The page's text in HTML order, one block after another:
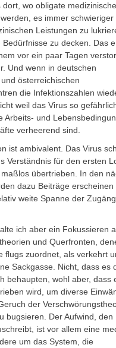
dort, wo obligate
es immer schwieriger
Leistungen zu
zu decken. Das
vor ein paar Tagen
Und wenn in deutschen
österreichischen
die Infektionszahlen
weil das Virus so
Arbeits- und
verheerend sind.
ist ambivalent. Das Virus
Verständnis für den ersten
übertrieben. In den
dazu Beiträge erscheinen
weite Spanne der
ich aber ein Fokussieren
und Querfronten,
flugs zuordnet, als verkehrt
Sackgasse. Nicht, dass es
behaupten, wohl aber, dass
wird, um diverse
der
bugsieren. Der Aufwind, den
ist vor allem eine
um das System, die